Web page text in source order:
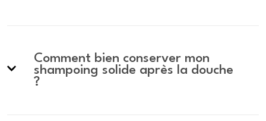
Comment bien conserver mon
shampoing solide après la douche
?